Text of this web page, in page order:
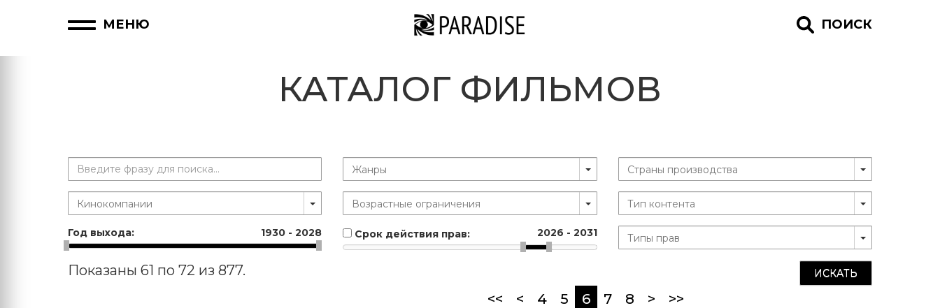
МЕНЮ ПОИСК
КАТАЛОГ ФИЛЬМОВ
Год выхода: 1930 -2028 Срок действия прав: 2026 - 2031
ИСКАТЬ
Показаны 61 по 72 из 877.
<<
< 4 5 6(current)
7 8 > >>